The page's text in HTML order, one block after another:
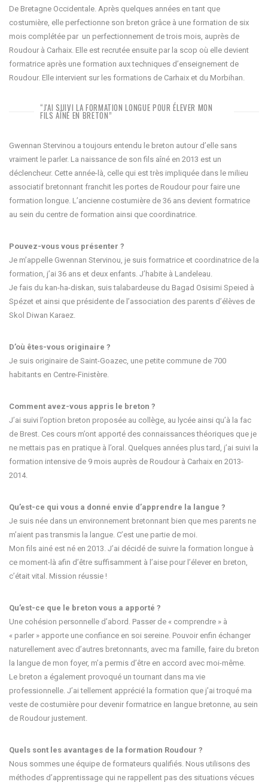
De Bretagne Occidentale. Après quelques années en tant que
costumière, elle perfectionne son breton grâce à une formation de six
mois complétée par un perfectionnement de trois mois, auprès de
Roudour à Carhaix. Elle est recrutée ensuite par la scop où elle devient
formatrice après une formation aux techniques d’enseignement de
Roudour. Elle intervient sur les formations de Carhaix et du Morbihan.
“J'AI SUIVI LA FORMATION LONGUE POUR ÉLEVER MON
FILS AÎNÉ EN BRETON”
Gwennan Stervinou a toujours entendu le breton autour d’elle sans
vraiment le parler. La naissance de son fils aîné en 2013 est un
déclencheur. Cette année-là, celle qui est très impliquée dans le milieu
associatif bretonnant franchit les portes de Roudour pour faire une
formation longue. L’ancienne costumière de 36 ans devient formatrice
au sein du centre de formation ainsi que coordinatrice.
Pouvez-vous vous présenter ?
Je m’appelle Gwennan Stervinou, je suis formatrice et coordinatrice de la
formation, j’ai 36 ans et deux enfants. J’habite à Landeleau.
Je fais du kan-ha-diskan, suis talabardeuse du Bagad Osisimi Speied à
Spézet et ainsi que présidente de l’association des parents d’élèves de
Skol Diwan Karaez.
D’où êtes-vous originaire ?
Je suis originaire de Saint-Goazec, une petite commune de 700
habitants en Centre-Finistère.
Comment avez-vous appris le breton ?
J’ai suivi l’option breton proposée au collège, au lycée ainsi qu’à la fac
de Brest. Ces cours m’ont apporté des connaissances théoriques que je
ne mettais pas en pratique à l’oral. Quelques années plus tard, j’ai suivi la
formation intensive de 9 mois auprès de Roudour à Carhaix en 2013-
2014.
Qu’est-ce qui vous a donné envie d’apprendre la langue ?
Je suis née dans un environnement bretonnant bien que mes parents ne
m’aient pas transmis la langue. C’est une partie de moi.
Mon fils ainé est né en 2013. J’ai décidé de suivre la formation longue à
ce moment-là afin d’être suffisamment à l’aise pour l’élever en breton,
c’était vital. Mission réussie !
Qu’est-ce que le breton vous a apporté ?
Une cohésion personnelle d’abord. Passer de « comprendre » à
« parler » apporte une confiance en soi sereine. Pouvoir enfin échanger
naturellement avec d’autres bretonnants, avec ma famille, faire du breton
la langue de mon foyer, m’a permis d’être en accord avec moi-même.
Le breton a également provoqué un tournant dans ma vie
professionnelle. J’ai tellement apprécié la formation que j’ai troqué ma
veste de costumière pour devenir formatrice en langue bretonne, au sein
de Roudour justement.
Quels sont les avantages de la formation Roudour ?
Nous sommes une équipe de formateurs qualifiés. Nous utilisons des
méthodes d’apprentissage qui ne rappellent pas des situations vécues